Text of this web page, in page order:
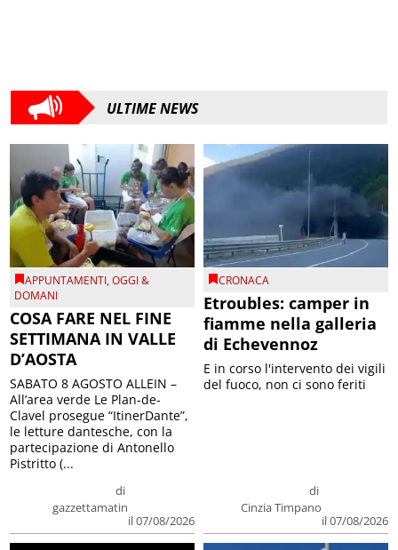
ULTIME NEWS
APPUNTAMENTI,OGGI &
DOMANI
COSA FARE NEL FINE
SETTIMANA IN VALLE
D’AOSTA
di
gazzettamatin
il 07/08/2026
SABATO 8 AGOSTO ALLEIN –
All’area verde Le Plan-de-
Clavel prosegue “ItinerDante”,
le letture dantesche, con la
partecipazione di Antonello
Pistritto (...
CRONACA
Etroubles: camper in
fiamme nella galleria
di Echevennoz
di
Cinzia Timpano
il 07/08/2026
E in corso l'intervento dei vigili
del fuoco, non ci sono feriti